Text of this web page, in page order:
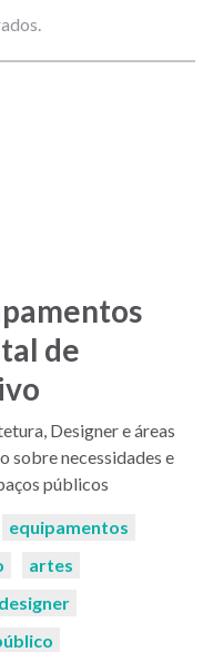
de
Designer e áreas
sobre necessidades e
públicos
equipamentos
artes
designer